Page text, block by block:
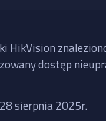
znaleziono
dostęp
sierpnia 2025r.